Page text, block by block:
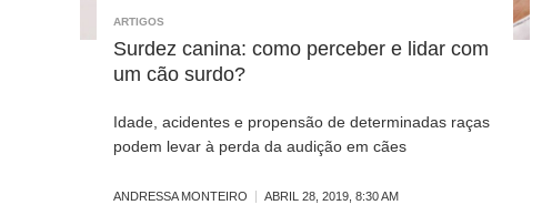
ARTIGOS
Surdez canina: como perceber e lidar com
um cão surdo?
Idade, acidentes e propensão de determinadas raças
podem levar à perda da audição em cães
ANDRESSA MONTEIRO ABRIL 28, 2019, 8:30 AM